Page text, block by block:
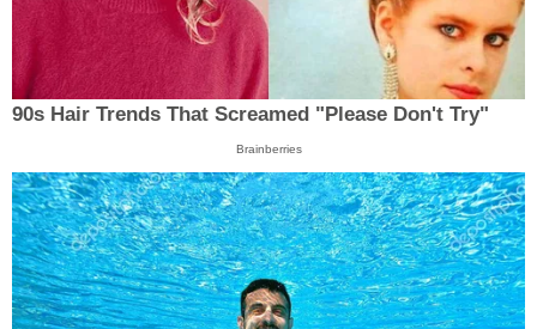
90s Hair Trends That Screamed "Please Don't Try"
Brainberries